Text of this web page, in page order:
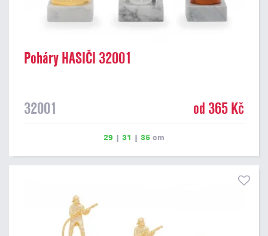
Poháry HASIČI 32001
32001 od 365 Kč
29 | 31 | 35 cm